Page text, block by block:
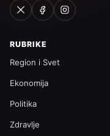
RUBRIKE
Region i Svet
Ekonomija
Politika
Zdravlje